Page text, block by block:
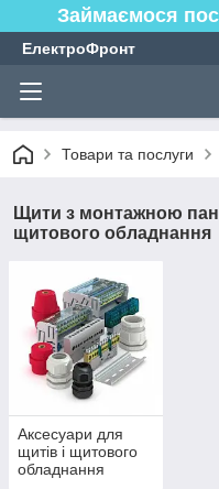
Займаємося
ЕлектроФронт
Товари та послуги
Щити з монтажною
щитового обладнання
Аксесуари для
щитів і щитового
обладнання